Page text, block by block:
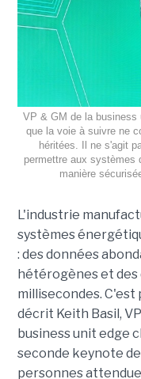
VP & GM de la
que la voie à suivre ne
héritées. Il ne s'agit
permettre aux systèmes
manière
L'industrie
systèmes
: des données
hétérogènes et des
millisecondes.
décrit Keith Basil,
business unit edge
seconde keynote de
personnes